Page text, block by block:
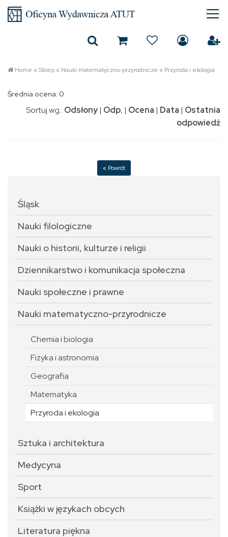
Home «Sklep« Nauki matematyczno-przyrodnicze « Przyroda i ekologia
Średnia ocena: 0
Sortuj wg.: Odsłony| Odp. | Ocena | Data | Ostatnia
odpowiedź
« Powrót
Śląsk
Nauki filologiczne
Nauki o historii, kulturze i religii
Dziennikarstwo i komunikacja społeczna
Nauki społeczne i prawne
Nauki matematyczno-przyrodnicze
Chemia i biologia
Fizyka i astronomia
Geografia
Matematyka
Przyroda i ekologia
Sztuka i architektura
Medycyna
Sport
Książki w językach obcych
Literatura piękna